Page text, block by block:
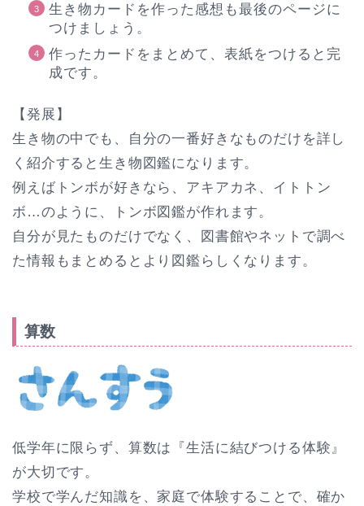
生き物カードを作った感想も最後のページに
つけましょう。
作ったカードをまとめて、表紙をつけると完
成です。
【発展】
生き物の中でも、自分の一番好きなものだけを詳し
く紹介すると生き物図鑑になります。
例えばトンボが好きなら、アキアカネ、イトトン
ボ…のように、トンボ図鑑が作れます。
自分が見たものだけでなく、図書館やネットで調べ
た情報もまとめるとより図鑑らしくなります。
算数
低学年に限らず、算数は『生活に結びつける体験』
が大切です。
学校で学んだ知識を、家庭で体験することで、確か